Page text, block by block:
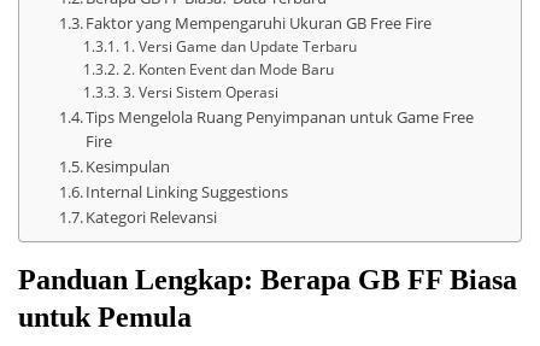
Faktor yang Mempengaruhi Ukuran GB Free Fire
1. Versi Game dan Update Terbaru
2. Konten Event dan Mode Baru
3. Versi Sistem Operasi
Tips Mengelola Ruang Penyimpanan untuk Game Free
Fire
Kesimpulan
Internal Linking Suggestions
Kategori Relevansi
Panduan Lengkap: Berapa GB FF Biasa
untuk Pemula